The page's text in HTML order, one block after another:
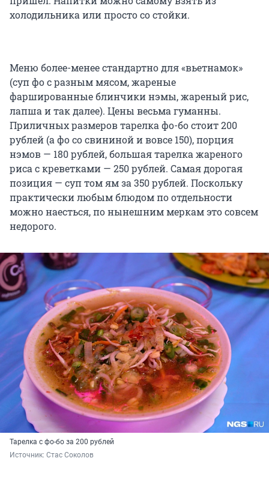
холодильника или просто со стойки.
Меню более-менее стандартно для «вьетнамок»
(суп фо с разным мясом, жареные
фаршированные блинчики нэмы, жареный рис,
лапша и так далее). Цены весьма гуманны.
Приличных размеров тарелка фо-бо стоит 200
рублей (а фо со свининой и вовсе 150), порция
нэмов — 180 рублей, большая тарелка жареного
риса с креветками — 250 рублей. Самая дорогая
позиция — суп том ям за 350 рублей. Поскольку
практически любым блюдом по отдельности
можно наесться, по нынешним меркам это совсем
недорого.
Тарелка с фо-бо за 200 рублей
Источник: Стас Соколов